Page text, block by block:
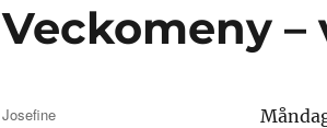
Veckomeny –
Författare
Josefine